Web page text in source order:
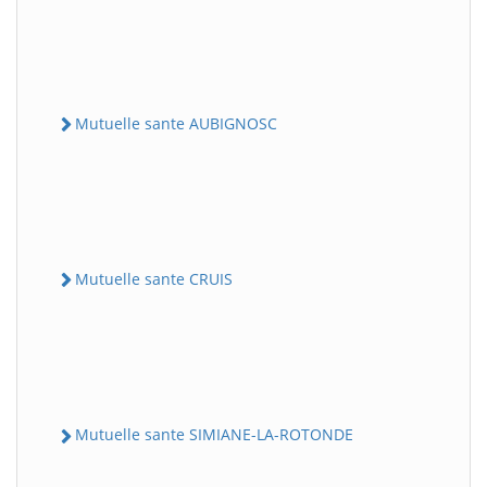
Mutuelle sante AUBIGNOSC
Mutuelle sante CRUIS
Mutuelle sante SIMIANE-LA-ROTONDE